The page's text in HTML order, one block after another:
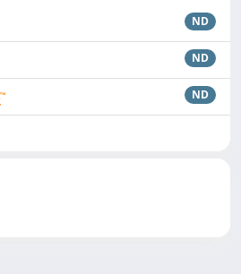
ND
ND
ND